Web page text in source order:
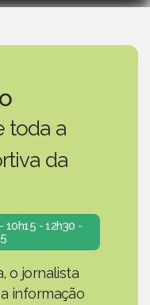
toda a
da
- 12h30 -
o jornalista
informação